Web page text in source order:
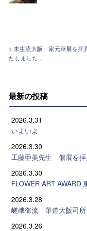
< 未生流大阪 家元華展を拝
たしました...
最新の投稿
2026.3.31
いよいよ
2026.3.30
工藤亜美先生 個展を拝
2026.3.30
FLOWER ART AWARD
2026.3.28
嵯峨御流 華道大阪司所
2026.3.26